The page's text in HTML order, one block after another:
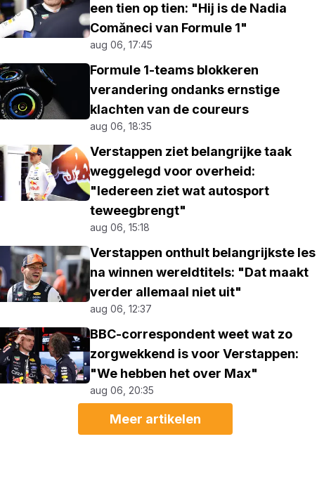
een tien op tien: "Hij is de Nadia
Comăneci van Formule 1"
aug 06, 17:45
Formule 1-teams blokkeren
verandering ondanks ernstige
klachten van de coureurs
aug 06, 18:35
Verstappen ziet belangrijke taak
weggelegd voor overheid:
"Iedereen ziet wat autosport
teweegbrengt"
aug 06, 15:18
Verstappen onthult belangrijkste les
na winnen wereldtitels: "Dat maakt
verder allemaal niet uit"
aug 06, 12:37
BBC-correspondent weet wat zo
zorgwekkend is voor Verstappen:
"We hebben het over Max"
aug 06, 20:35
Meer artikelen